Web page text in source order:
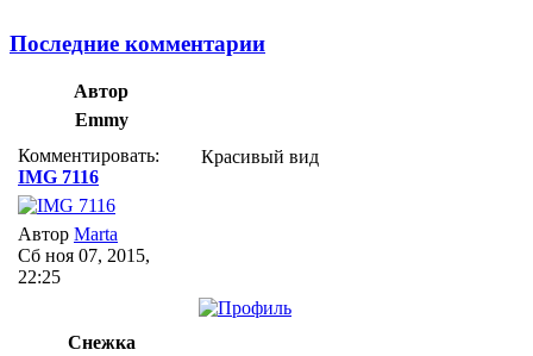
Последние комментарии
Автор
Emmy
Комментировать:
IMG 7116
Автор Marta
Сб ноя 07, 2015,
22:25
Красивый вид
Снежка